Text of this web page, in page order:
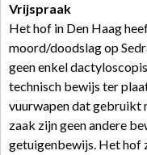
Vrijspraak
Het hof in Den Haag
moord/doodslag op
geen enkel
technisch bewijs ter
vuurwapen dat gebruikt
zaak zijn geen andere
getuigenbewijs. Het hof